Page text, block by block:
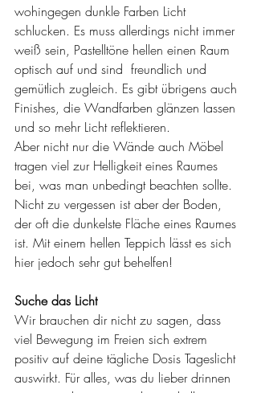
wohingegen dunkle Farben Licht
schlucken. Es muss allerdings nicht immer
weiß sein, Pastelltöne hellen einen Raum
optisch auf und sind  freundlich und
gemütlich zugleich. Es gibt übrigens auch
Finishes, die Wandfarben glänzen lassen
und so mehr Licht reflektieren.
Aber nicht nur die Wände auch Möbel
tragen viel zur Helligkeit eines Raumes
bei, was man unbedingt beachten sollte.
Nicht zu vergessen ist aber der Boden,
der oft die dunkelste Fläche eines Raumes
ist. Mit einem hellen Teppich lässt es sich
hier jedoch sehr gut behelfen!
Suche das Licht
Wir brauchen dir nicht zu sagen, dass
viel Bewegung im Freien sich extrem
positiv auf deine tägliche Dosis Tageslicht
auswirkt. Für alles, was du lieber drinnen